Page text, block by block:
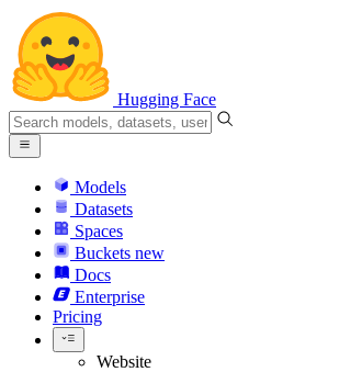
Hugging Face
Models
Datasets
Spaces
Buckets new
Docs
Enterprise
Pricing
Website